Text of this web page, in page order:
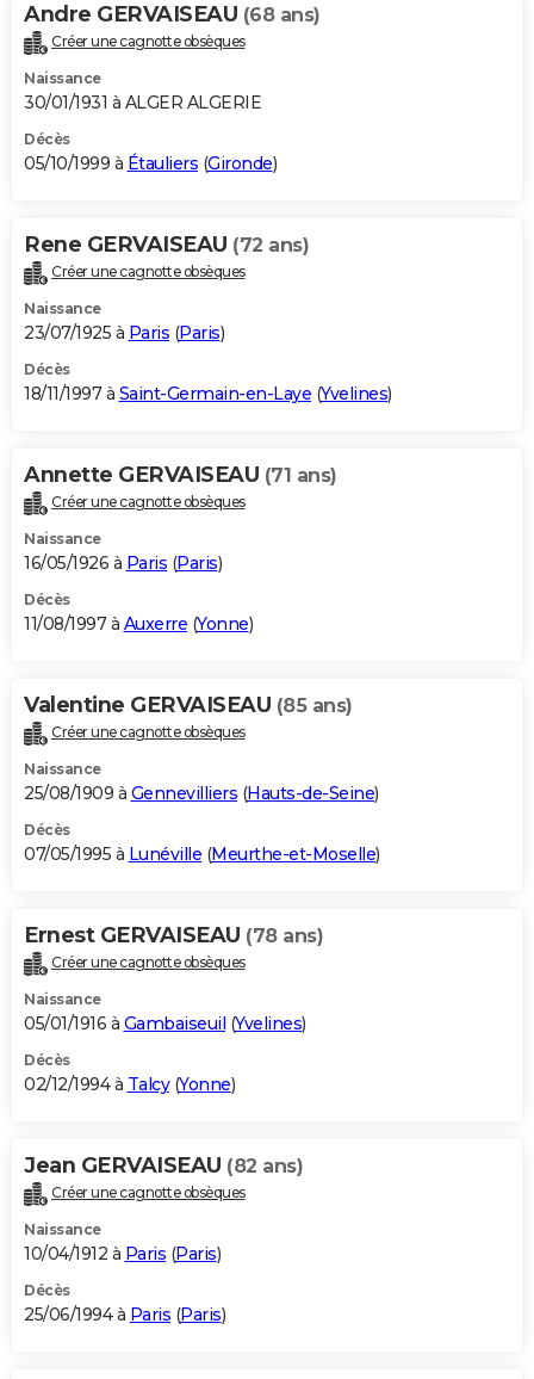
Andre GERVAISEAU (68 ans)
Créer une cagnotte obsèques
Naissance
30/01/1931 à ALGER ALGERIE
Décès
05/10/1999 à Étauliers (Gironde)
Rene GERVAISEAU (72 ans)
Créer une cagnotte obsèques
Naissance
23/07/1925 à Paris (Paris)
Décès
18/11/1997 à Saint-Germain-en-Laye (Yvelines)
Annette GERVAISEAU (71 ans)
Créer une cagnotte obsèques
Naissance
16/05/1926 à Paris (Paris)
Décès
11/08/1997 à Auxerre (Yonne)
Valentine GERVAISEAU (85 ans)
Créer une cagnotte obsèques
Naissance
25/08/1909 à Gennevilliers (Hauts-de-Seine)
Décès
07/05/1995 à Lunéville (Meurthe-et-Moselle)
Ernest GERVAISEAU (78 ans)
Créer une cagnotte obsèques
Naissance
05/01/1916 à Gambaiseuil (Yvelines)
Décès
02/12/1994 à Talcy(Yonne)
Jean GERVAISEAU (82 ans)
Créer une cagnotte obsèques
Naissance
10/04/1912 à Paris (Paris)
Décès
25/06/1994 à Paris (Paris)